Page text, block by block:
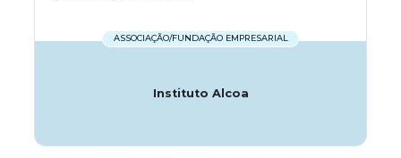
ASSOCIAÇÃO/FUNDAÇÃO EMPRESARIAL
Instituto Alcoa